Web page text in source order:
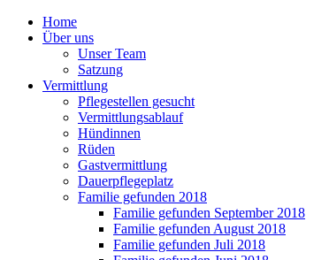
Home
Über uns
Unser Team
Satzung
Vermittlung
Pflegestellen gesucht
Vermittlungsablauf
Hündinnen
Rüden
Gastvermittlung
Dauerpflegeplatz
Familie gefunden 2018
Familie gefunden September 2018
Familie gefunden August 2018
Familie gefunden Juli 2018